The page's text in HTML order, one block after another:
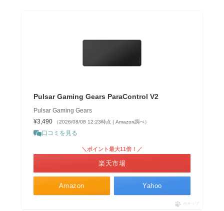
Pulsar Gaming Gears ParaControl V2
Pulsar Gaming Gears
¥3,490
（2026/08/08 12:23時点 | Amazon調べ）
口コミを見る
Amazon
＼ポイント最大11倍！／
楽天市場
Yahoo
ポチップ